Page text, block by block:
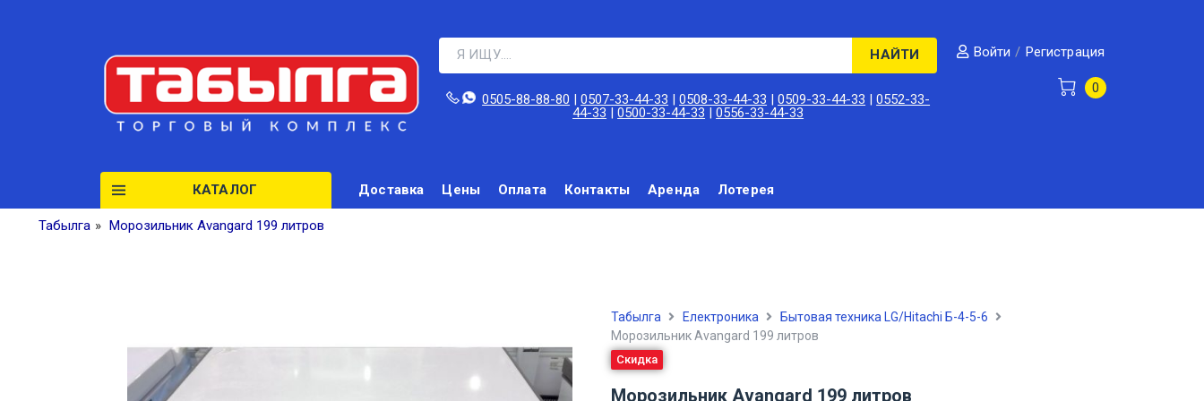
НАЙТИ
0505-88-88-80‬ |0507-33-44-33 |0508-33-44-33 |0509-33-44-33 |0552-33-
44-33 |0500-33-44-33 |0556-33-44-33
Войти / Регистрация
0
КАТАЛОГ Доставка Цены Оплата Контакты Аренда Лотерея
Табылга » Морозильник Avangard 199 литров
Табылга Електроника
Бытовая техника LG/Hitachi Б-4-5-6
Морозильник Avangard 199 литров
Скидка
Морозильник Avangard 199 литров